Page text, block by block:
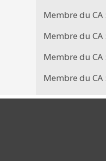
Membre du CA
Membre du CA
Membre du CA
Membre du CA